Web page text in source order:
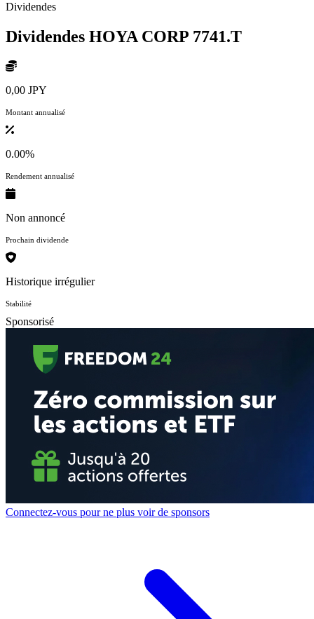
Dividendes
Dividendes HOYA CORP 7741.T
0,00 JPY
Montant annualisé
0.00%
Rendement annualisé
Non annoncé
Prochain dividende
Historique irrégulier
Stabilité
Sponsorisé
Connectez-vous pour ne plus voir de sponsors